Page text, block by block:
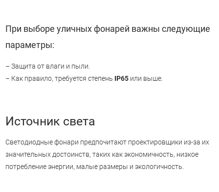
При выборе уличных фонарей важны следующие
параметры:
– Защита от влаги и пыли.
– Как правило, требуется степень IP65 или выше.
Источник света
Светодиодные фонари предпочитают проектировщики из-за их
значительных достоинств, таких как экономичность, низкое
потребление энергии, малые размеры и экологичность.